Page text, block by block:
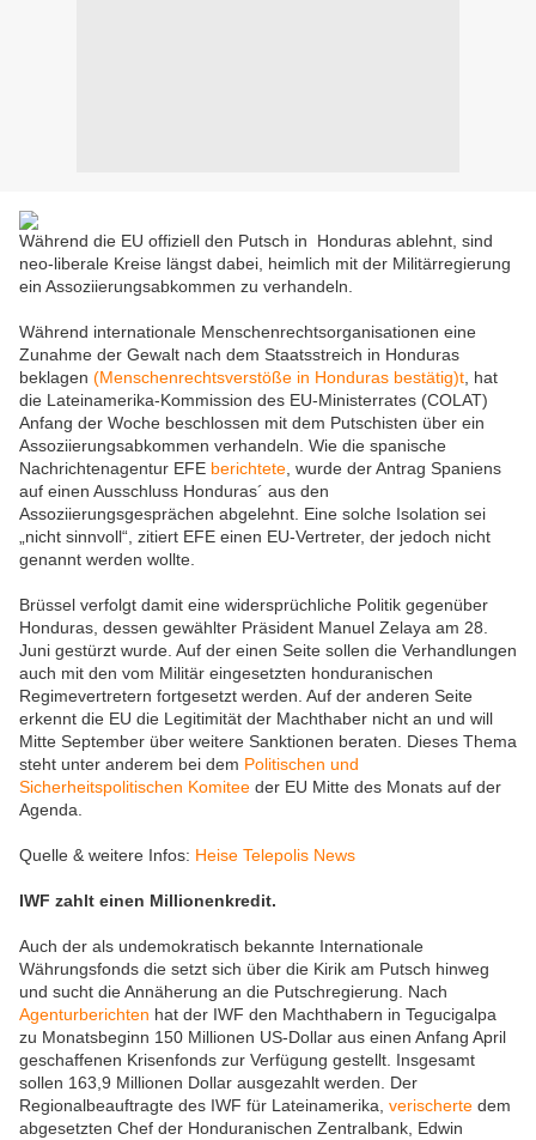
Während die EU offiziell den Putsch in Honduras ablehnt, sind
neo-liberale Kreise längst dabei, heimlich mit der Militärregierung
ein Assoziierungsabkommen zu verhandeln.
Während internationale Menschenrechtsorganisationen eine
Zunahme der Gewalt nach dem Staatsstreich in Honduras
beklagen (Menschenrechtsverstöße in Honduras bestätig)t , hat
die Lateinamerika-Kommission des EU-Ministerrates (COLAT)
Anfang der Woche beschlossen mit dem Putschisten über ein
Assoziierungsabkommen verhandeln. Wie die spanische
Nachrichtenagentur EFE berichtete , wurde der Antrag Spaniens
auf einen Ausschluss Honduras´ aus den
Assoziierungsgesprächen abgelehnt. Eine solche Isolation sei
„nicht sinnvoll“, zitiert EFE einen EU-Vertreter, der jedoch nicht
genannt werden wollte.
Brüssel verfolgt damit eine widersprüchliche Politik gegenüber
Honduras, dessen gewählter Präsident Manuel Zelaya am 28.
Juni gestürzt wurde. Auf der einen Seite sollen die Verhandlungen
auch mit den vom Militär eingesetzten honduranischen
Regimevertretern fortgesetzt werden. Auf der anderen Seite
erkennt die EU die Legitimität der Machthaber nicht an und will
Mitte September über weitere Sanktionen beraten. Dieses Thema
steht unter anderem bei dem Politischen und
Sicherheitspolitischen Komitee der EU Mitte des Monats auf der
Agenda.
Quelle & weitere Infos: Heise Telepolis News
IWF zahlt einen Millionenkredit.
Auch der als undemokratisch bekannte Internationale
Währungsfonds die setzt sich über die Kirik am Putsch hinweg
und sucht die Annäherung an die Putschregierung. Nach
Agenturberichten hat der IWF den Machthabern in Tegucigalpa
zu Monatsbeginn 150 Millionen US-Dollar aus einen Anfang April
geschaffenen Krisenfonds zur Verfügung gestellt. Insgesamt
sollen 163,9 Millionen Dollar ausgezahlt werden. Der
Regionalbeauftragte des IWF für Lateinamerika, verischerte dem
abgesetzten Chef der Honduranischen Zentralbank, Edwin